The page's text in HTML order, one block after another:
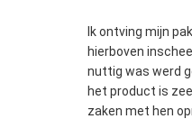
Ik ontving mijn
hierboven
nuttig was werd
het product is
zaken met hen